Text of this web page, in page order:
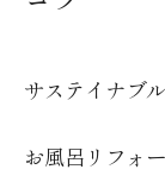
サステイナブ
お風呂リフォ